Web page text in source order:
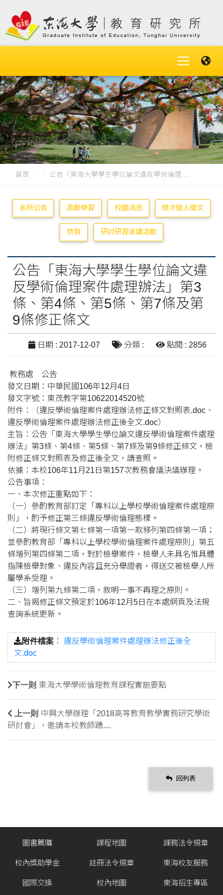
首頁 公告「東海大學學生學位論文違反學術倫理....
系所公告 高齡學習 校園消息 徵才徵人徵文
恭賀 研討研習演講活動
公告「東海大學學生學位論文違
反學術倫理案件處理辦法」第3
條、第4條、第5條、第7條及第
9條修正條文
日期 : 2017-12-07 分類 : 點閱 : 2856
教務處 公告
發文日期：中華民國106年12月4日
發文字號：東茂教字第10622014520號
附件：（違反學術倫理案件處理辦法修正條文對照表.doc、
違反學術倫理案件處理辦法修正後全文.doc）
主旨：公告「東海大學學生學位論文違反學術倫理案件處理
辦法」第3條、第4條、第5條、第7條及第9條修正條文，檢
附修正條文對照表及修正後全文，請查照。
依據：本校106年11月21日第157次教務會議決議辦理。
公告事項：
一、本次修正重點如下：
（一）參酌教育部訂定「專科以上學校學術倫理案件處理原
則」，酌予修正第三條違反學術倫理態樣。
（二）將現行條文第七條第一項第一款移列第四條第一項；
並參酌教育部「專科以上學校學術倫理案件處理原則」第五
條增列第四條第二項，對於檢舉案件，檢舉人未具名惟具體
指陳檢舉對象、違反內容且充分舉證者，得送交被檢舉人所
屬學系受理。
（三）增列第九條第二項，敘明一事不再理之原則。
二、旨揭修正條文預定於106年12月5日在本處網頁及法規
查詢系統更新。
附件檔案 ： 違反學術倫理案件處理辦法修正後全
文.doc
下一則 東海大學學術倫理教育課程實施要點
上一則 中興大學辦理「2018高等教育教學實務研究學術
研討會」，邀請本校教師踴....
回列表
圖書薦購
校內獎助學金
國際交換
課程地圖
註冊法令規章
校內地圖
課務法令規章
東海校友服務
東海招生專區